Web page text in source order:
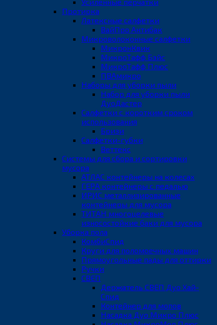
Протирка
Латексные салфетки
ВайПро Антибак
Микроволоконные салфетки
МикронКвик
МикроТафф Бэйс
МикроТафф Плюс
ПВАмикро
Наборы для уборки пыли
Набор для уборки пыли
ДуоДастер
Салфетки с коротким сроком
использования
Бризи
Салфетки-губки
Веттекс
Системы для сбора и сортировки
мусора
АТЛАС контейнеры на колесах
ГЕРА контейнеры с педалью
ИРИС металлизированные
контейнеры для мусора
ТИТАН многоцелевые
износостойкие баки для мусора
Уборка пола
КомбиСпид
Круги для поломоечных машин
Прямоугольные пады для оттирки
Ручки
СВЕП
Держатель СВЕП Дуо Хай-
Спид
Контейнер для мопов
Насадка Дуо Микро Плюс